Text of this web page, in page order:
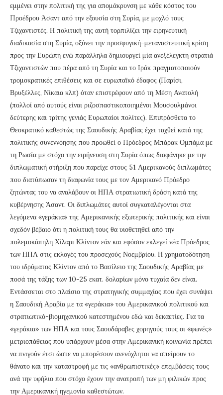
εμμένει στην πολιτική της για απομάκρυνση με κάθε κόστος του
Προέδρου Άσαντ από την εξουσία στη Συρία, με μοχλό τους
Τζιχαντιστές. Η πολιτική της αυτή τορπιλίζει την ειρηνευτική
διαδικασία στη Συρία, οξύνει την προσφυγική-μεταναστευτική κρίση
προς την Ευρώπη ενώ παράλληλα δημιουργεί μία ανεξέλεγκτη στρατιά
Τζιχαντιστών που πέρα από τη Συρία και το Ιράκ πραγματοποιούν
τρομοκρατικές επιθέσεις και σε ευρωπαϊκό έδαφος (Παρίσι,
Βρυξέλλες, Νίκαια κλπ) όταν επιστρέφουν από τη Μέση Ανατολή
(πολλοί από αυτούς είναι ριζοσπαστικοποιημένοι Μουσουλμάνοι
δεύτερης και τρίτης γενιάς Ευρωπαίοι πολίτες). Επιπρόσθετα το
Θεοκρατικό καθεστώς της Σαουδικής Αραβίας έχει ταχθεί κατά της
πολιτικής συνεννόησης που προωθεί ο Πρόεδρος Μπάρακ Ομπάμα με
τη Ρωσία με στόχο την ειρήνευση στη Συρία όπως διαφάνηκε με την
διπλωματική στήριξη που παρείχε στους 51 Αμερικανούς διπλωμάτες
που διατύπωσαν τη διαφωνία τους με τον Αμερικανό Πρόεδρο
ζητώντας του να αναλάβουν οι ΗΠΑ στρατιωτική δράση κατά της
κυβέρνησης Άσαντ. Οι διπλωμάτες αυτοί συγκαταλέγονται στα
λεγόμενα «γεράκια» της Αμερικανικής εξωτερικής πολιτικής και είναι
σχεδόν βέβαιο ότι η πολιτική τους θα υιοθετηθεί από την
πολεμοκάπηλη Χίλαρι Κλίντον εάν και εφόσον εκλεγεί νέα Πρόεδρος
των ΗΠΑ στις εκλογές του προσεχούς Νοεμβρίου. Η χρηματοδότηση
του ιδρύματος Κλίντον από το Βασίλειο της Σαουδικής Αραβίας με
ποσά της τάξης των 10-25 εκατ. δολαρίων μόνο τυχαία δεν είναι.
Εντάσσεται στο πλαίσιο της στρατηγικής συμμαχίας που έχει συνάψει
η Σαουδική Αραβία με τα «γεράκια» του Αμερικανικού πολιτικού και
στρατιωτικό-βιομηχανικού κατεστημένου εδώ και δεκαετίες. Για τα
«γεράκια» των ΗΠΑ και τους Σαουδάραβες χορηγούς τους οι «φωνές»
μετριοπάθειας που υπάρχουν μέσα στην Αμερικανική κοινωνία πρέπει
να πνιγούν έτσι ώστε να μπορέσουν ανενόχλητοι να σπείρουν το
θάνατο και την καταστροφή με τις «ανθρωπιστικές» επεμβάσεις τους
ανά την υφήλιο που στόχο έχουν την ανατροπή των μη φιλικών προς
την Αμερικανική ηγεμονία καθεστώτων.